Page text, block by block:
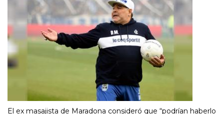
El ex masajista de Maradona consideró que “podrían haberlo